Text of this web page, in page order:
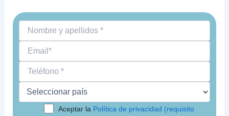
Aceptar la Política de privacidad (requisito